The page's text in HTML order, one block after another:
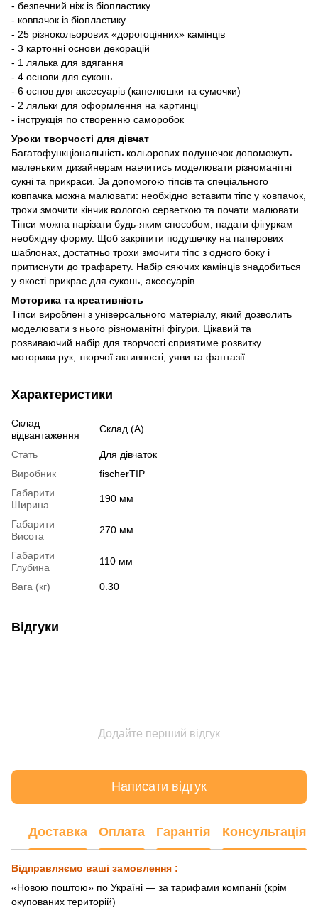
- безпечний ніж із біопластику
- ковпачок із біопластику
- 25 різнокольорових «дорогоцінних» камінців
- 3 картонні основи декорацій
- 1 лялька для вдягання
- 4 основи для суконь
- 6 основ для аксесуарів (капелюшки та сумочки)
- 2 ляльки для оформлення на картинці
- інструкція по створенню саморобок
Уроки творчості для дівчат
Багатофункціональність кольорових подушечок допоможуть
маленьким дизайнерам навчитись моделювати різноманітні
сукні та прикраси. За допомогою тіпсів та спеціального
ковпачка можна малювати: необхідно вставити тіпс у ковпачок,
трохи змочити кінчик вологою серветкою та почати малювати.
Тіпси можна нарізати будь-яким способом, надати фігуркам
необхідну форму. Щоб закріпити подушечку на паперових
шаблонах, достатньо трохи змочити тіпс з одного боку і
притиснути до трафарету. Набір сяючих камінців знадобиться
у якості прикрас для суконь, аксесуарів.
Моторика та креативність
Тіпси вироблені з універсального матеріалу, який дозволить
моделювати з нього різноманітні фігури. Цікавий та
розвиваючий набір для творчості сприятиме розвитку
моторики рук, творчої активності, уяви та фантазії.
Характеристики
Склад
відвантаження
Склад (А)
Стать
Для дівчаток
Виробник
fischerTIP
Габарити
Ширина
190 мм
Габарити
Висота
270 мм
Габарити
Глубина
110 мм
Вага (кг) 0.30
Відгуки
Додайте перший відгук
Написати відгук
Доставка Оплата Гарантія Консультація
Відправляємо ваші замовлення :
«Новою поштою» по Україні — за тарифами компанії (крім
окупованих територій)